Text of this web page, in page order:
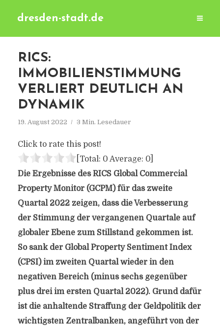
dresden-stadt.de
RICS:
IMMOBILIENSTIMMUNG
VERLIERT DEUTLICH AN
DYNAMIK
19. August 2022 3 Min. Lesedauer
Click to rate this post!
[Total: 0 Average: 0]
Die Ergebnisse des RICS Global Commercial
Property Monitor (GCPM) für das zweite
Quartal 2022 zeigen, dass die Verbesserung
der Stimmung der vergangenen Quartale auf
globaler Ebene zum Stillstand gekommen ist.
So sank der Global Property Sentiment Index
(CPSI) im zweiten Quartal wieder in den
negativen Bereich (minus sechs gegenüber
plus drei im ersten Quartal 2022). Grund dafür
ist die anhaltende Straffung der Geldpolitik der
wichtigsten Zentralbanken, angeführt von der